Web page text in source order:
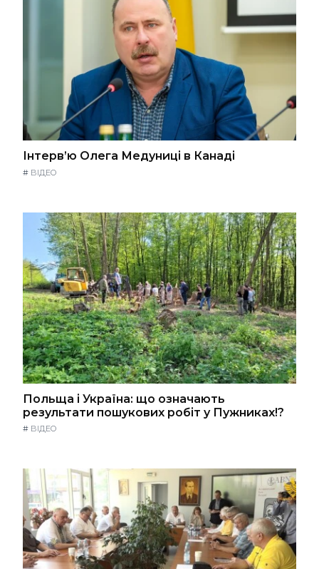
Інтерв’ю Олега Медуниці в Канаді
# ВІДЕО
Польща і Україна: що означають
результати пошукових робіт у Пужниках!?
# ВІДЕО